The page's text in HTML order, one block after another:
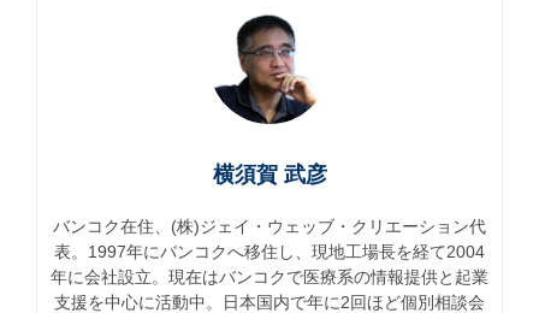
横須賀 武彦
バンコク在住、(株)ジェイ・ウェッブ・クリエーション代
表。1997年にバンコクへ移住し、現地工場長を経て2004
年に会社設立。現在はバンコクで医療系の情報提供と起業
支援を中心に活動中。日本国内で年に2回ほど個別相談会